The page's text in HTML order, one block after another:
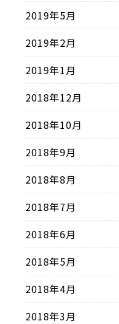
2019年5月
2019年2月
2019年1月
2018年12月
2018年10月
2018年9月
2018年8月
2018年7月
2018年6月
2018年5月
2018年4月
2018年3月